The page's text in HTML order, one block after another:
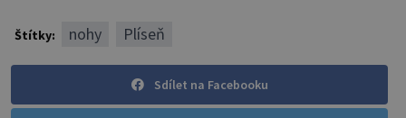
Štítky: nohy Plíseň
Sdílet na Facebooku